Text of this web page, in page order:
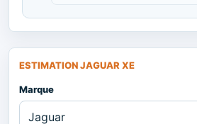
ESTIMATION JAGUAR XE
Marque